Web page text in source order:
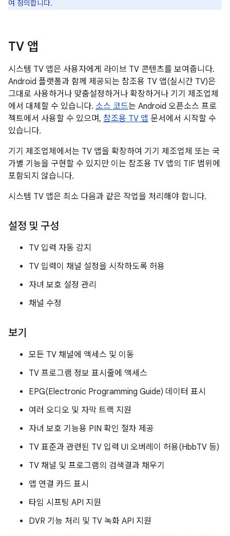
여 정의합니다.
TV 앱
시스템 TV 앱은 사용자에게 라이브 TV 콘텐츠를 보여줍니다.
Android 플랫폼과 함께 제공되는 참조용 TV 앱(실시간 TV)은
그대로 사용하거나 맞춤설정하거나 확장하거나 기기 제조업체
에서 대체할 수 있습니다. 소스 코드는 Android 오픈소스 프로
젝트에서 사용할 수 있으며, 참조용 TV 앱 문서에서 시작할 수
있습니다.
기기 제조업체에서는 TV 앱을 확장하여 기기 제조업체 또는 국
가별 기능을 구현할 수 있지만 이는 참조용 TV 앱의 TIF 범위에
포함되지 않습니다.
시스템 TV 앱은 최소 다음과 같은 작업을 처리해야 합니다.
설정 및 구성
TV 입력 자동 감지
TV 입력이 채널 설정을 시작하도록 허용
자녀 보호 설정 관리
채널 수정
보기
모든 TV 채널에 액세스 및 이동
TV 프로그램 정보 표시줄에 액세스
EPG(Electronic Programming Guide) 데이터 표시
여러 오디오 및 자막 트랙 지원
자녀 보호 기능용 PIN 확인 절차 제공
TV 표준과 관련된 TV 입력 UI 오버레이 허용(HbbTV 등)
TV 채널 및 프로그램의 검색결과 채우기
앱 연결 카드 표시
타임 시프팅 API 지원
DVR 기능 처리 및 TV 녹화 API 지원